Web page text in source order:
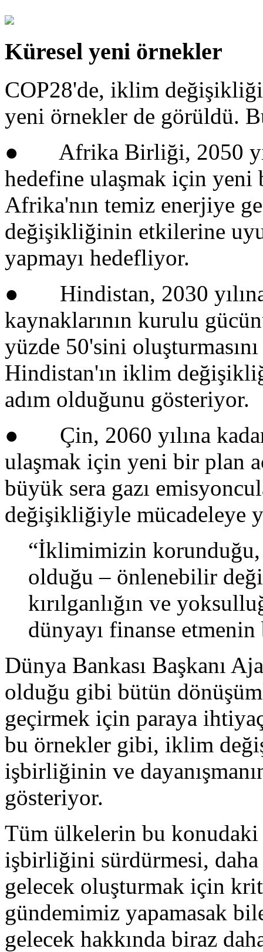
Küresel yeni örnekler
COP28'de, iklim
yeni örnekler de görüldü.
● Afrika Birliği, 2050
hedefine ulaşmak için yeni
Afrika'nın temiz enerjiye
değişikliğinin etkilerine
yapmayı hedefliyor.
● Hindistan, 2030
kaynaklarının kurulu
yüzde 50'sini
Hindistan'ın iklim
adım olduğunu gösteriyor.
● Çin, 2060 yılına kadar
ulaşmak için yeni bir plan
büyük sera gazı
değişikliğiyle mücadeleye
“İklimimizin
olduğu – önlenebilir
kırılganlığın ve
dünyayı finanse
Dünya Bankası Başkanı
olduğu gibi bütün
geçirmek için paraya
bu örnekler gibi, iklim
işbirliğinin ve
gösteriyor.
Tüm ülkelerin bu
işbirliğini sürdürmesi,
gelecek oluşturmak için
gündemimiz yapamasak
gelecek hakkında biraz